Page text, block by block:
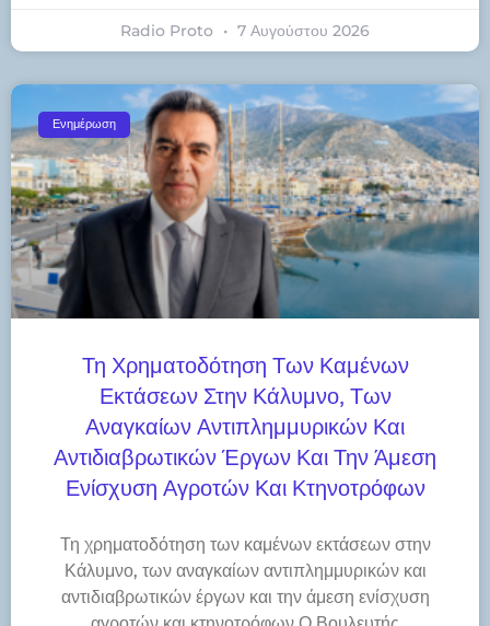
Radio Proto 7 Αυγούστου 2026
Ενημέρωση
Τη Χρηματοδότηση Των Καμένων
Εκτάσεων Στην Κάλυμνο, Των
Αναγκαίων Αντιπλημμυρικών Και
Αντιδιαβρωτικών Έργων Και Την Άμεση
Ενίσχυση Αγροτών Και Κτηνοτρόφων
Τη χρηματοδότηση των καμένων εκτάσεων στην
Κάλυμνο, των αναγκαίων αντιπλημμυρικών και
αντιδιαβρωτικών έργων και την άμεση ενίσχυση